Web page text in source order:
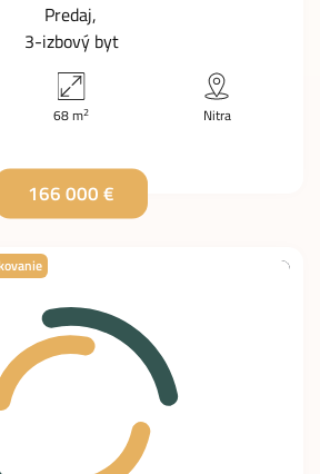
Predaj
3-izbový byt
68 m2 Nitra
166 000 €